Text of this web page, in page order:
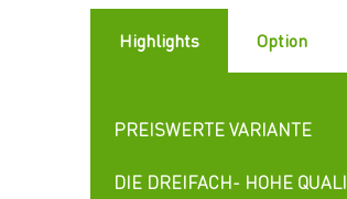
Highlights Option
PREISWERTE VARIANTE
DIE DREIFACH- HOHE